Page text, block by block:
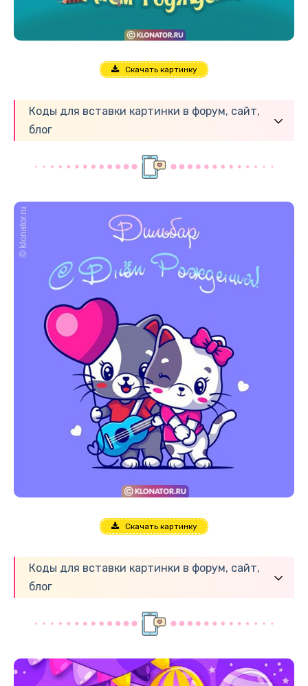
Скачать картинку
Коды для вставки картинки в форум, сайт,
блог
Скачать картинку
Коды для вставки картинки в форум, сайт,
блог